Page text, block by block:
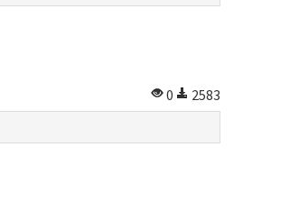
0
2583